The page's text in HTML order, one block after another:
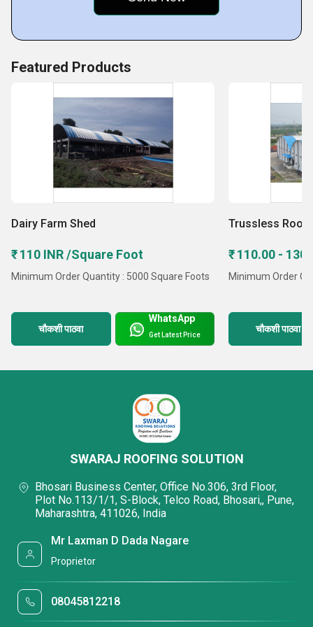
घेण्यासाठी, नेहमीच. आम्ही आमच्या संस्थेमध्ये नवीन विक्रेते स्वीकारण्याच्या
उद्देशाने अधिक परदेशी बाजारात आमची उपस्थिती वाढविण्याची योजना
आखत आहे
Featured Products
Dairy Farm Shed
₹ 110 INR /Square Foot
Minimum Order Quantity : 5000 Square Foots
चौकशी पाठवा
WhatsApp
Get Latest Price
Trussless
₹ 110.00 -
Minimum Order
चौकशी पाठवा
SWARAJ ROOFING SOLUTION
Bhosari Business Center, Office No.306, 3rd Floor,
Plot No.113/1/1, S-Block, Telco Road, Bhosari,, Pune,
Maharashtra, 411026, India
Mr Laxman D Dada Nagare
Proprietor
08045812218